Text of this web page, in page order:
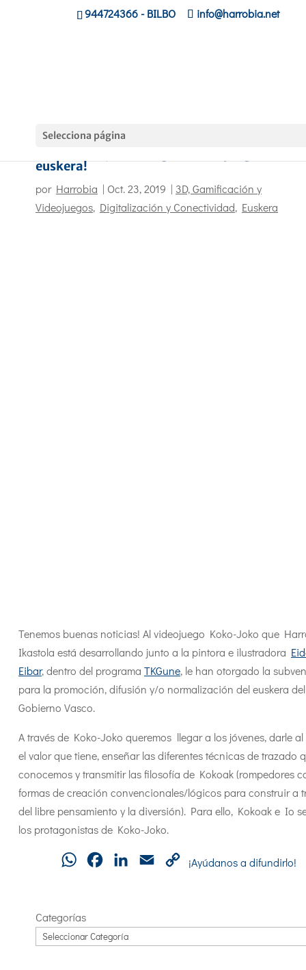
944724366- BILBO info@harrobia.net
Selecciona página
euskera!
por Harrobia | Oct. 23, 2019 | 3D, Gamificación y
Videojuegos, Digitalización y Conectividad, Euskera
Tenemos buenas noticias! Al videojuego Koko-Joko que
Ikastola está desarrollando junto a la pintora e ilustradora
Eibar, dentro del programa TKGune, le han otorgado la
para la promoción, difusión y/o normalización del euskera del
Gobierno Vasco.
A través de Koko-Joko queremos llegar a los jóvenes, darle
el valor que tiene, enseñar las diferentes técnicas de trazado
conocemos y transmitir las filosofía de Kokoak (rompedores
formas de creación convencionales/lógicos para construir a
del libre pensamiento y la diversión). Para ello, Kokoak e Io
los protagonistas de Koko-Joko.
WhatsAppFacebookLinkedInEmail
Copy
¡Ayúdanos a difundirlo!
Categorías